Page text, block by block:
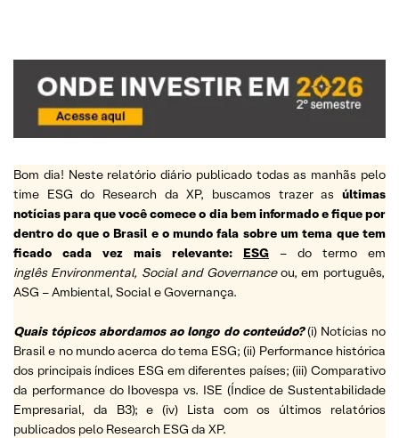
Bom dia! Neste relatório diário publicado todas as manhãs pelo
time ESG do Research da XP, buscamos trazer as últimas
notícias para que você comece o dia bem informado e fique por
dentro do que o Brasil e o mundo fala sobre um tema que tem
ficado cada vez mais relevante:
ESG
– do termo em
inglês Environmental, Social and Governanceou, em português,
ASG – Ambiental, Social e Governança.
Quais tópicos abordamos ao longo do conteúdo? (i) Notícias no
Brasil e no mundo acerca do tema ESG; (ii) Performance histórica
dos principais índices ESG em diferentes países; (iii) Comparativo
da performance do Ibovespa vs. ISE (Índice de Sustentabilidade
Empresarial, da B3); e (iv) Lista com os últimos relatórios
publicados pelo Research ESG da XP.